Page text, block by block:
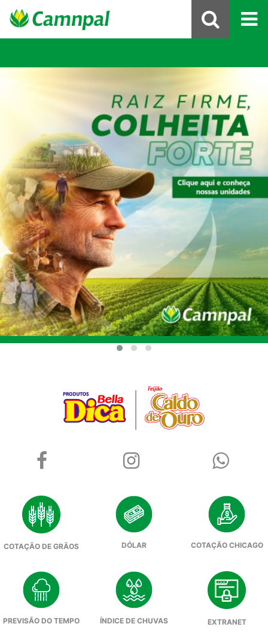
COTAÇÃO DE GRÃOS DÓLAR COTAÇÃO CHICAGO
PREVISÃO DO TEMPO ÍNDICE DE CHUVAS EXTRANET